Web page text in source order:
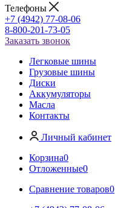
Телефоны
+7 (4942) 77-08-06
8-800-201-73-05
Заказать звонок
Легковые шины
Грузовые шины
Диски
Аккумуляторы
Масла
Контакты
Личный кабинет
Корзина0
Отложенные0
Сравнение товаров0